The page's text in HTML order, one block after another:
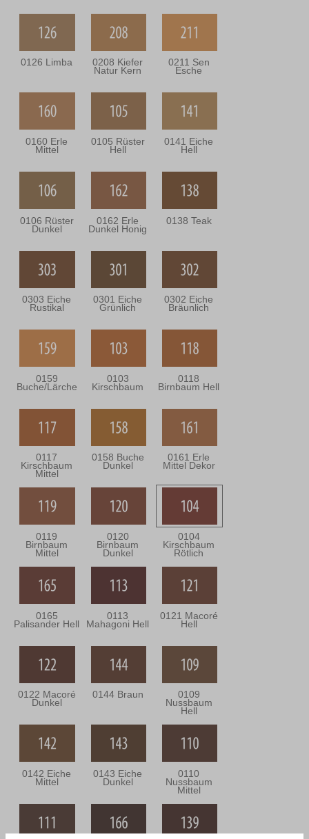
0126 Limba 0208 Kiefer
Natur Kern
0211 Sen
Esche
0160 Erle
Mittel
0105 Rüster
Hell
0141 Eiche
Hell
0106 Rüster
Dunkel
0162 Erle
Dunkel Honig
0138 Teak
0303 Eiche
Rustikal
0301 Eiche
Grünlich
0302 Eiche
Bräunlich
0159
Buche/Lärche
0103
Kirschbaum
0118
Birnbaum Hell
0117
Kirschbaum
Mittel
0158 Buche
Dunkel
0161 Erle
Mittel Dekor
0119
Birnbaum
Mittel
0120
Birnbaum
Dunkel
0104
Kirschbaum
Rötlich
0165
Palisander Hell
0113
Mahagoni Hell
0121 Macoré
Hell
0122 Macoré
Dunkel
0144 Braun 0109
Nussbaum
Hell
0142 Eiche
Mittel
0143 Eiche
Dunkel
0110
Nussbaum
Mittel